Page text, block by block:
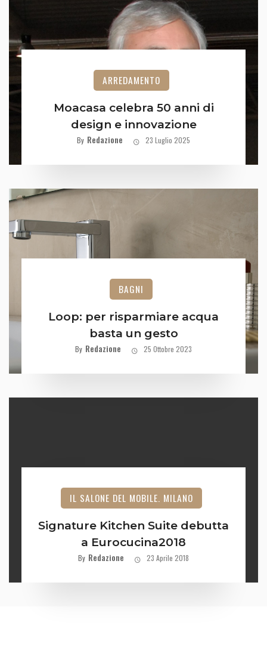
ARREDAMENTO
Moacasa celebra 50 anni di
design e innovazione
By Redazione 23 Luglio 2025
BAGNI
Loop: per risparmiare acqua
basta un gesto
By Redazione 25 Ottobre 2023
IL SALONE DEL MOBILE. MILANO
Signature Kitchen Suite debutta
a Eurocucina2018
By Redazione 23 Aprile 2018